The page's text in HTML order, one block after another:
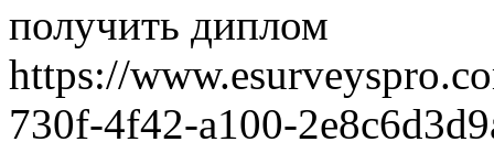
получить диплом
https://
730f-4f42-a100-